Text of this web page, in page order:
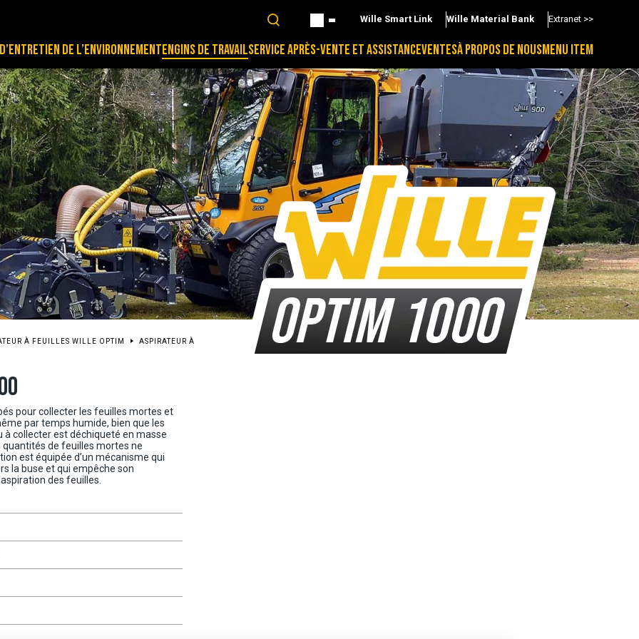
Wille Smart Link Wille Material Bank Extranet >>
DE L’ENVIRONNEMENTENGINS DE TRAVAILSERVICE APRÈS-VENTE ET ASSISTANCEVENTESÀ PROPOS DE NOUSMENU ITEM
À FEUILLES WILLE OPTIM
ASPIRATEUR À
pour collecter les feuilles mortes et
par temps humide, bien que les
collecter est déchiqueté en masse
de feuilles mortes ne
est équipée d’un mécanisme qui
la buse et qui empêche son
des feuilles.